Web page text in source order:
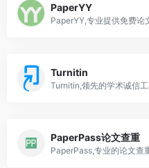
PaperYY
Turnitin
PaperPass论文查重